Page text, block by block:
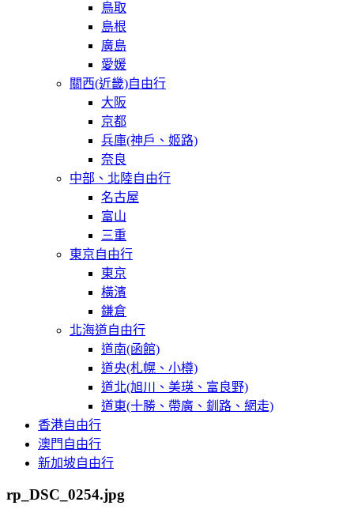
鳥取
島根
廣島
愛媛
關西(近畿)自由行
大阪
京都
兵庫(神戶、姬路)
奈良
中部、北陸自由行
名古屋
富山
三重
東京自由行
東京
橫濱
鎌倉
北海道自由行
道南(函館)
道央(札幌、小樽)
道北(旭川、美瑛、富良野)
道東(十勝、帶廣、釧路、網走)
香港自由行
澳門自由行
新加坡自由行
rp_DSC_0254.jpg